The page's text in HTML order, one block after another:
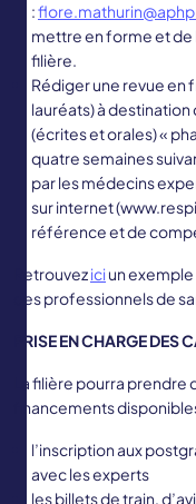
:
mettre en forme et de
filière.
Rédiger une revue en
lauréats) à destination
(écrites et orales) «
quatre semaines
par les médecins
sur internet
référence et de
Retrouvezici un exemple
des professionnels de
PRISE EN CHARGE DES
La filière pourra
financements
l’inscription aux
avec les experts
les billets de train,